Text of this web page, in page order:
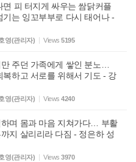
피 터지게 싸우는 쌈닭커플
기는 잉꼬부부로 다시 태어나 -
영(관리자) Views 5195
주던 가족에게 쌓인 분노…
복하고 서로를 위해서 기도 - 강
영(관리자) Views 4240
며 몸과 마음 지쳐가다… 부활
지 살리리라 다짐 - 정은하 성
영(관리자) Views 3970